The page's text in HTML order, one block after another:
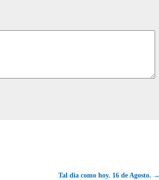
Tal dia como hoy. 16 de Agosto. →